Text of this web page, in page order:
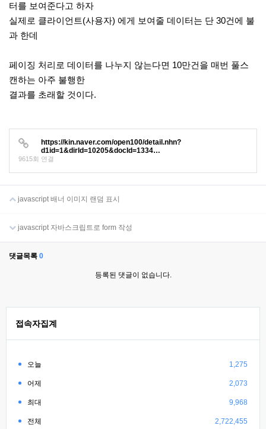
터를 보여준다고 하자
실제로 클라이언트(사용자) 에게 보여줄 데이터는 단 30건에 불
과 한데
페이징 처리로 데이터를 나누지 않는다면 10만건을 매번 풀스
캔하는 아주 불행한
결과를 초래할 것이다.
https://kin.naver.com/open100/detail.nhn?
d1id=1&dirId=10205&docId=1334…
9615회 연결
javascript 배너 이미지 랜덤 표시
javascript 자바스크립트로 form 작성
댓글목록 0
등록된 댓글이 없습니다.
접속자집계
오늘 1,275
어제 2,073
최대 9,968
전체 2,722,455